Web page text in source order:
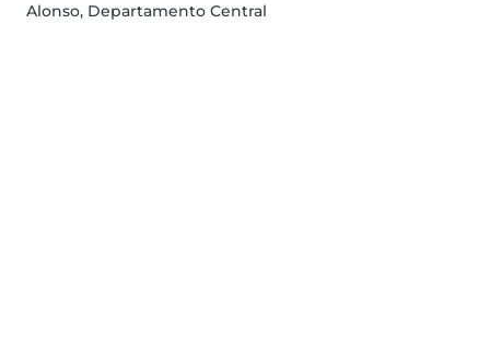
Alonso, Departamento Central